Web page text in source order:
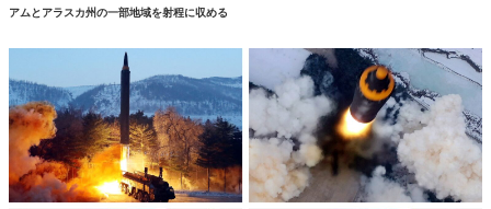
アムとアラスカ州の一部地域を射程に収める